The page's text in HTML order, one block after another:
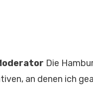
Die
an denen ich